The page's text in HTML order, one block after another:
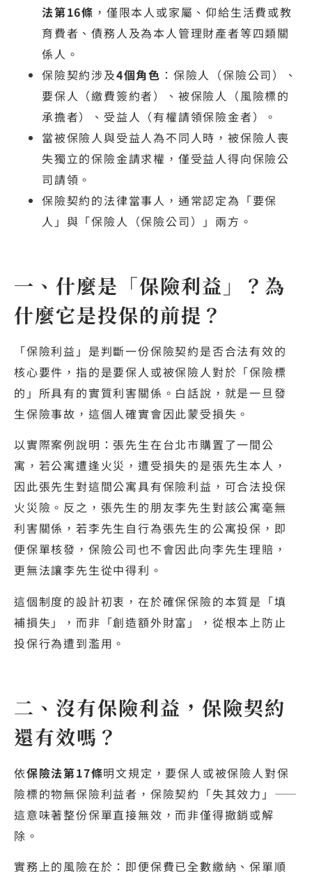
法第16條 ，僅限本人或家屬、仰給生活費或教
育費者、債務人及為本人管理財產者等四類關
係人。
保險契約涉及4個角色 ：保險人（保險公司）、
要保人（繳費簽約者）、被保險人（風險標的
承擔者）、受益人（有權請領保險金者）。
當被保險人與受益人為不同人時，被保險人喪
失獨立的保險金請求權，僅受益人得向保險公
司請領。
保險契約的法律當事人，通常認定為「要保
人」與「保險人（保險公司）」兩方。
一、什麼是「保險利益」？為
什麼它是投保的前提？
「保險利益」是判斷一份保險契約是否合法有效的
核心要件，指的是要保人或被保險人對於「保險標
的」所具有的實質利害關係。白話說，就是一旦發
生保險事故，這個人確實會因此蒙受損失。
以實際案例說明：張先生在台北市購置了一間公
寓，若公寓遭逢火災，遭受損失的是張先生本人，
因此張先生對這間公寓具有保險利益，可合法投保
火災險。反之，張先生的朋友李先生對該公寓毫無
利害關係，若李先生自行為張先生的公寓投保，即
便保單核發，保險公司也不會因此向李先生理賠，
更無法讓李先生從中得利。
這個制度的設計初衷，在於確保保險的本質是「填
補損失」，而非「創造額外財富」，從根本上防止
投保行為遭到濫用。
二、沒有保險利益，保險契約
還有效嗎？
依保險法第17條明文規定，要保人或被保險人對保
險標的物無保險利益者，保險契約「失其效力」——
這意味著整份保單直接無效，而非僅得撤銷或解
除。
實務上的風險在於：即便保費已全數繳納、保單順